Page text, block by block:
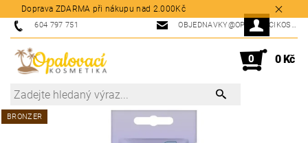
Doprava ZDARMA při nákupu nad 2.000Kč
604 797 751 OBJEDNAVKY@OPALOVACIKOSMETIKA.CZ
0 0 Kč
BRONZER